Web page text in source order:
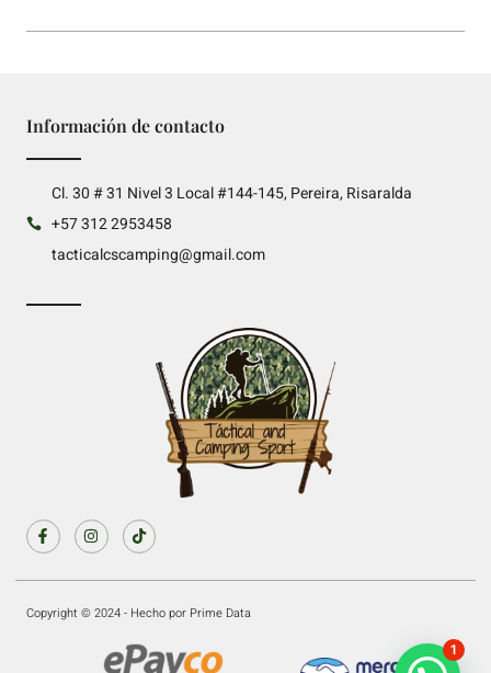
Información de contacto
Cl. 30 # 31 Nivel 3 Local #144-145, Pereira, Risaralda
+57 312 2953458
tacticalcscamping@gmail.com
Copyright © 2024 - Hecho por Prime Data
1